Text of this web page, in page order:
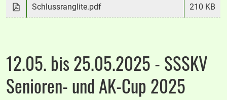
Schlussranglite.pdf
210 KB
12.05. bis 25.05.2025 - SSSKV
Senioren- und AK-Cup 2025